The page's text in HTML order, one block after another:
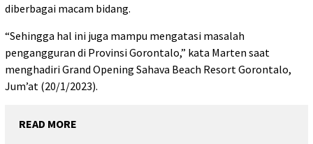
diberbagai macam bidang.
“Sehingga hal ini juga mampu mengatasi masalah
pengangguran di Provinsi Gorontalo,” kata Marten saat
menghadiri Grand Opening Sahava Beach Resort Gorontalo,
Jum’at (20/1/2023).
READ MORE